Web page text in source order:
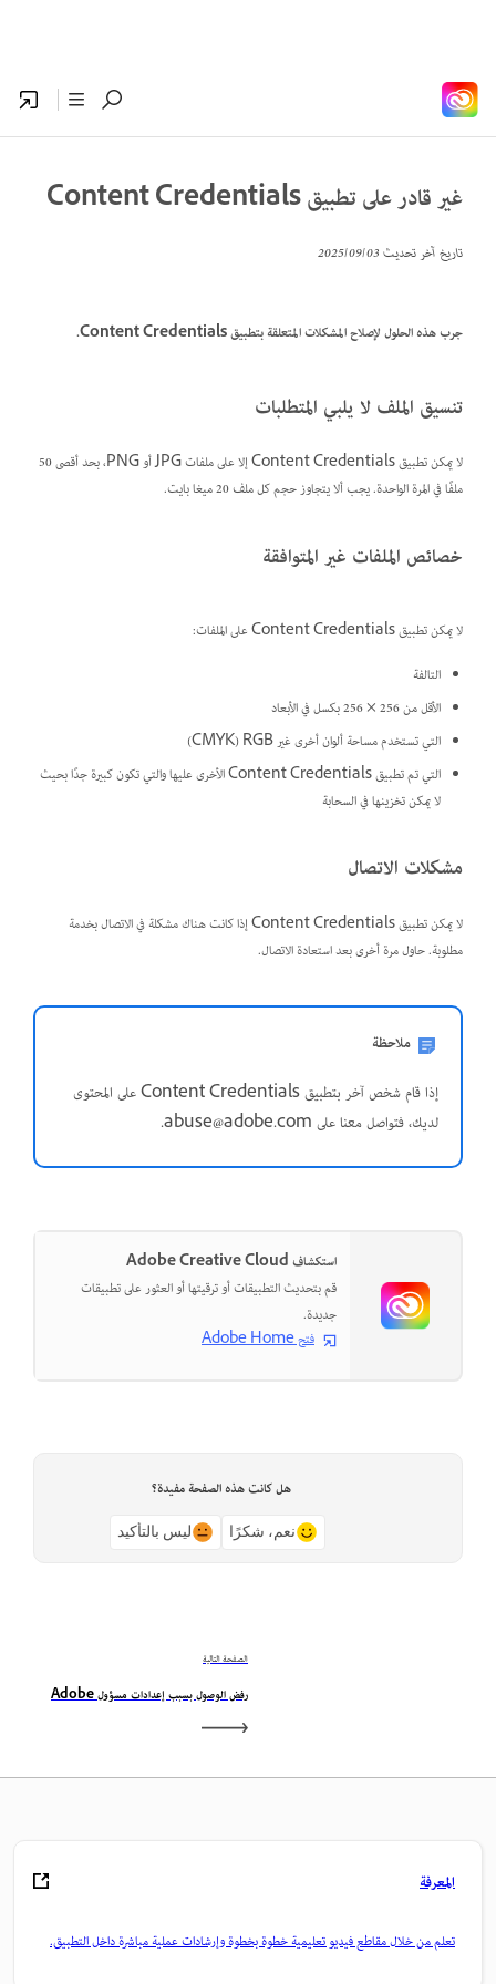
غير قادر على تطبيق Content Credentials
تاريخ آخر تحديث03‏/09‏/2025
جرب هذه الحلول لإصلاح المشكلات المتعلقة بتطبيق Content Credentials.
تنسيق الملف لا يلبي المتطلبات
لا يمكن تطبيق Content Credentials إلا على ملفات JPG أو PNG، بحد أقصى 50
ملفًا في المرة الواحدة. يجب ألا يتجاوز حجم كل ملف 20 ميغا بايت.
خصائص الملفات غير المتوافقة
لا يمكن تطبيق Content Credentials على الملفات:
التالفة
الأقل من 256 × 256 بكسل في الأبعاد
التي تستخدم مساحة ألوان أخرى غير RGB‏ (CMYK)
التي تم تطبيق Content Credentials الأخرى عليها والتي تكون كبيرة جدًا بحيث
لا يمكن تخزينها في السحابة
مشكلات الاتصال
لا يمكن تطبيق Content Credentials إذا كانت هناك مشكلة في الاتصال بخدمة
مطلوبة. حاول مرة أخرى بعد استعادة الاتصال.
ملاحظة
إذا قام شخص آخر بتطبيق Content Credentials على المحتوى
لديك، فتواصل معنا على abuse@adobe.com.
استكشاف Adobe Creative Cloud
قم بتحديث التطبيقات أو ترقيتها أو العثور على تطبيقات
جديدة.
فتح Adobe Home
هل كانت هذه الصفحة مفيدة؟
نعم، شكرًا ليس بالتأكيد
الصفحة التالية
رفض الوصول بسبب إعدادات مسؤول Adobe
المعرفة
تعلم من خلال مقاطع فيديو تعليمية خطوة بخطوة وإرشادات عملية مباشرة داخل التطبيق.